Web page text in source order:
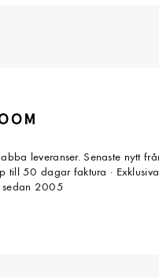
leveranser. Senaste nytt
till 50 dagar faktura ·
sedan 2005